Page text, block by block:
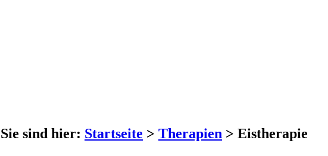
Sie sind hier: Startseite > Therapien > Eistherapie